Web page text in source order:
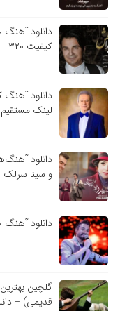
دانلود
کیفیت ۳۲۰
دانلود آهنگ
لینک مستقیم
دانلود
و سینا سرلک
دانلود
گلچین
قدیمی) +